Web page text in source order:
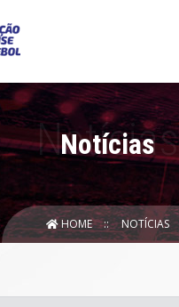
Notícias
HOME NOTÍCIAS